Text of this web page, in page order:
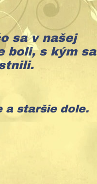
sa v našej
boli, s kým sa
a staršie dole.